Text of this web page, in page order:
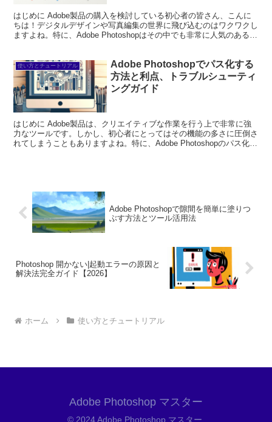
はじめに Adobe製品の購入を検討している初心者の皆さん、こんに
ちは！デジタルデザインや写真編集の世界に飛び込むのはワクワクし
ますよね。特に、Adobe Photoshopはその中でも非常に人気のあるツ
使い方とチュートリアル
Adobe Photoshopでパス化する
方法と利点、トラブルシューティ
ングガイド
はじめに Adobe製品は、クリエイティブな作業を行う上で非常に強
力なツールです。しかし、初心者にとってはその機能の多さに圧倒さ
れてしまうこともありますよね。特に、Adobe Photoshopのパス化機
Adobe Photoshopで隙間を簡単に塗りつ
ぶす方法とツール活用法
Photoshop 開かない|起動エラーの原因と
解決法完全ガイド【2026】
ホーム 使い方とチュートリアル
Adobe Photoshop マスター
© 2024 Adobe Photoshop マスター.